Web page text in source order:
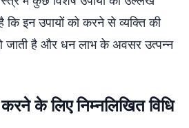
कि इन उपायों को करने से व्यक्ति की
जाती है और धन लाभ के अवसर उत्पन्न
के लिए निम्नलिखित विधि